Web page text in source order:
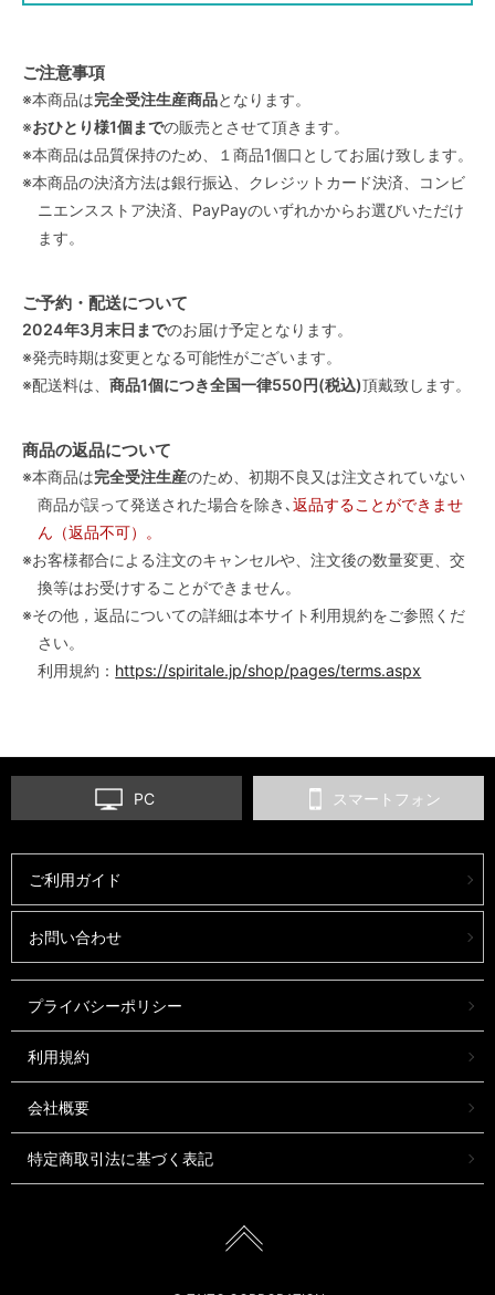
ご注意事項
※本商品は完全受注生産商品となります。
※おひとり様1個までの販売とさせて頂きます。
※本商品は品質保持のため、１商品1個口としてお届け致します。
※本商品の決済方法は銀行振込、クレジットカード決済、コンビ
ニエンスストア決済、PayPayのいずれかからお選びいただけ
ます。
ご予約・配送について
2024年3月末日までのお届け予定となります。
※発売時期は変更となる可能性がございます。
※配送料は、 商品1個につき全国一律550円(税込)頂戴致します。
商品の返品について
※本商品は完全受注生産のため、初期不良又は注文されていない
商品が誤って発送された場合を除き､返品することができませ
ん（返品不可）。
※お客様都合による注文のキャンセルや、注文後の数量変更、交
換等はお受けすることができません。
※その他，返品についての詳細は本サイト利用規約をご参照くだ
さい。
利用規約： https://spiritale.jp/shop/pages/terms.aspx
PC スマートフォン
ご利用ガイド
お問い合わせ
プライバシーポリシー
利用規約
会社概要
特定商取引法に基づく表記